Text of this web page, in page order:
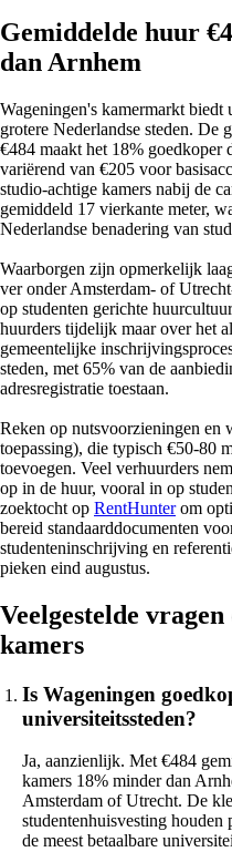
Gemiddelde huur
dan Arnhem
Wageningen's kamermarkt biedt
grotere Nederlandse steden. De
€484 maakt het 18% goedkoper
variërend van €205 voor
studio-achtige kamers nabij de
gemiddeld 17 vierkante meter,
Nederlandse benadering van
Waarborgen zijn opmerkelijk
ver onder Amsterdam- of
op studenten gerichte
huurders tijdelijk maar over het
gemeentelijke
steden, met 65% van de
adresregistratie toestaan.
Reken op nutsvoorzieningen en
toepassing), die typisch €50-80
toevoegen. Veel verhuurders
op in de huur, vooral in op
zoektocht op RentHunterom
bereid standaarddocumenten
studenteninschrijving en
pieken eind augustus.
Veelgestelde
kamers
Is Wageningen
universiteitssteden?
Ja, aanzienlijk. Met €484
kamers 18% minder dan
Amsterdam of Utrecht. De
studentenhuisvesting
de meest betaalbare